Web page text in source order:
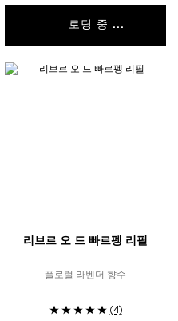
로딩 중 ...
리브르 오 드 빠르펭 리필
플로럴 라벤더 향수
(4)